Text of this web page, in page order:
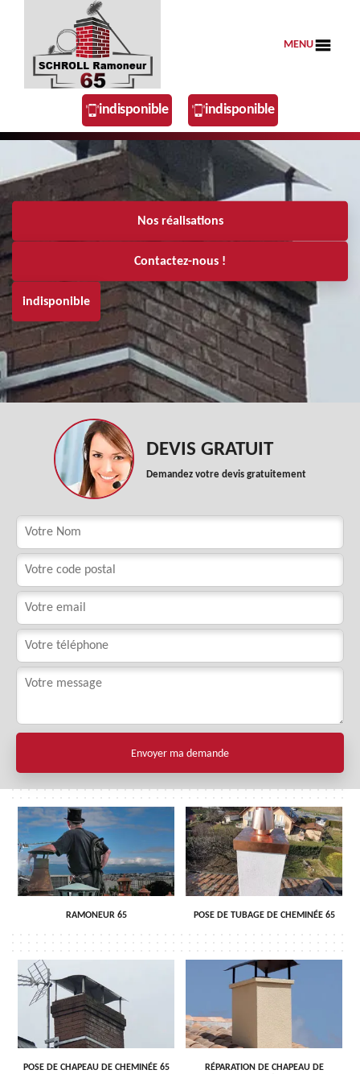
MENU
indisponible indisponible
Nos réalisations
Contactez-nous !
indisponible
DEVIS GRATUIT
Demandez votre devis gratuitement
RAMONEUR 65 POSE DE TUBAGE DE CHEMINÉE 65
POSE DE CHAPEAU DE CHEMINÉE 65
RÉPARATION DE CHAPEAU DE